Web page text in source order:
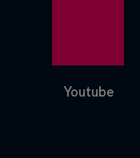
Youtube